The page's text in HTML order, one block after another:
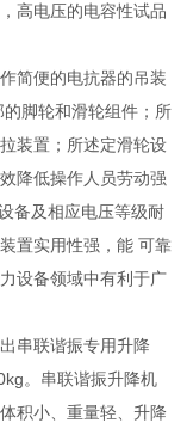
高电压的电容性试品
简便的电抗器的吊装
脚轮和滑轮组件；所
装置；所述定滑轮设
降低操作人员劳动强
备及相应电压等级耐
置实用性强，能 可靠
设备领域中有利于广
串联谐振专用升降
。串联谐振升降机
积小、重量轻、升降